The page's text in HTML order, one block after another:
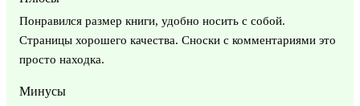
Понравился размер книги, удобно носить с собой.
Страницы хорошего качества. Сноски с комментариями это
просто находка.
Минусы